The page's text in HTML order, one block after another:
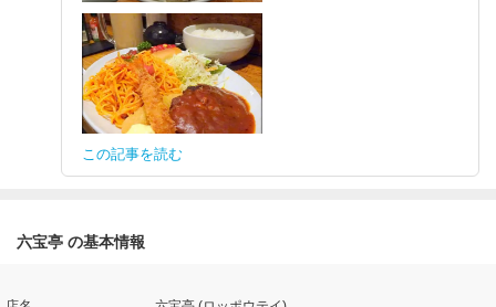
この記事を読む
六宝亭 の基本情報